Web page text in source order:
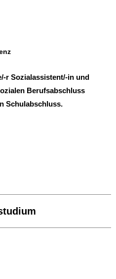
r Sozialassistent/-in und
Berufsabschluss
Schulabschluss.